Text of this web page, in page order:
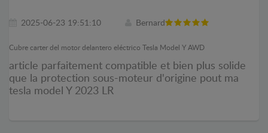
2025-06-23 19:51:10 Bernard
Cubre carter del motor delantero eléctrico Tesla Model Y AWD
article parfaitement compatible et bien plus solide
que la protection sous-moteur d'origine pout ma
tesla model Y 2023 LR